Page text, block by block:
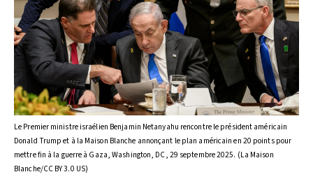
Le Premier ministre israélien Benjamin Netanyahu rencontre le président américain
Donald Trump et à la Maison Blanche annonçant le plan américain en 20 points pour
mettre fin à la guerre à Gaza, Washington, DC, 29 septembre 2025. (La Maison
Blanche/CC BY 3.0 US)